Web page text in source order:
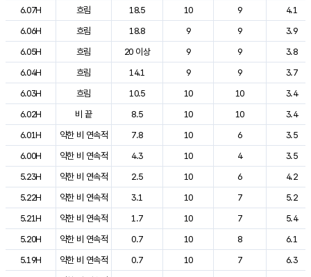
6.07H
흐림 18.5 10 9
4.1
6.06H
흐림 18.8 9 9
3.9
6.05H
흐림 20 이상 9 9
3.8
6.04H
흐림 14.1 9 9
3.7
6.03H
흐림 10.5 10 10
3.4
6.02H
비 끝 8.5 10 10
3.4
6.01H
약한 비 연속적 7.8 10 6
3.5
6.00H
약한 비 연속적 4.3 10 4
3.5
5.23H
약한 비 연속적 2.5 10 6
4.2
5.22H
약한 비 연속적 3.1 10 7
5.2
5.21H
약한 비 연속적 1.7 10 7
5.4
5.20H
약한 비 연속적 0.7 10 8
6.1
5.19H
약한 비 연속적 0.7 10 7
6.3